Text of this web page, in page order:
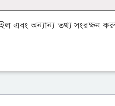
এবং অন্যান্য তথ্য সংরক্ষন